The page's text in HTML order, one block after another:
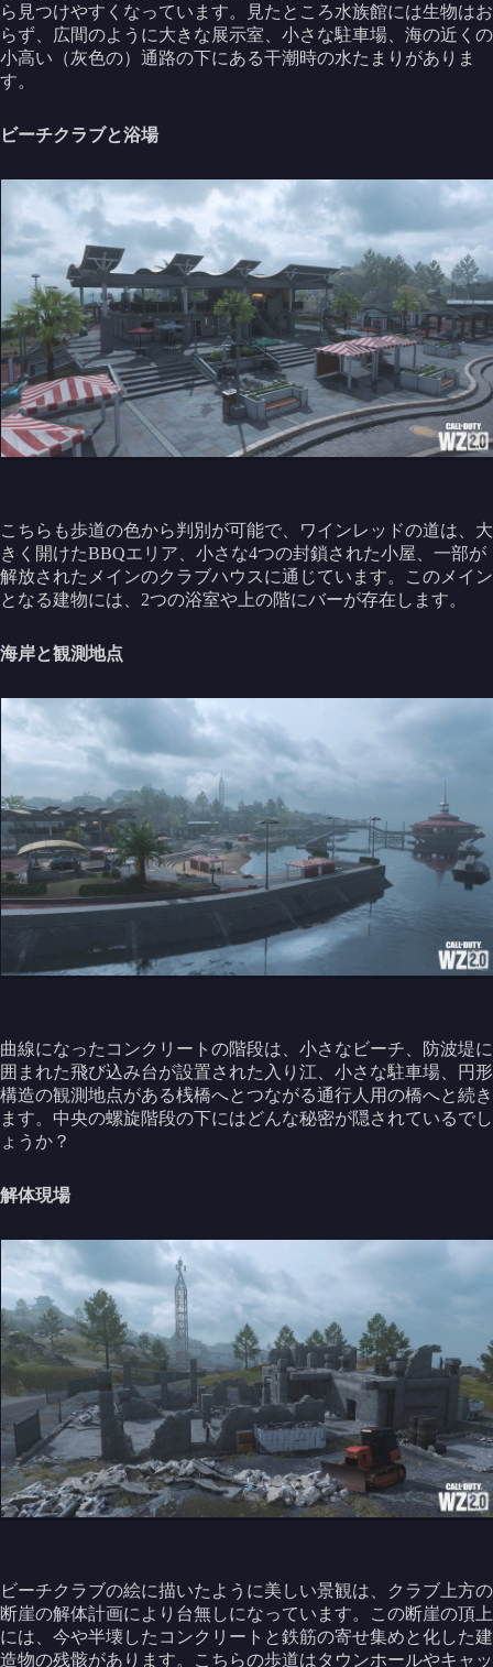
ら見つけやすくなっています。見たところ水族館には生物はお
らず、広間のように大きな展示室、小さな駐車場、海の近くの
小高い（灰色の）通路の下にある干潮時の水たまりがありま
す。
ビーチクラブと浴場
こちらも歩道の色から判別が可能で、ワインレッドの道は、大
きく開けたBBQエリア、小さな4つの封鎖された小屋、一部が
解放されたメインのクラブハウスに通じています。このメイン
となる建物には、2つの浴室や上の階にバーが存在します。
海岸と観測地点
曲線になったコンクリートの階段は、小さなビーチ、防波堤に
囲まれた飛び込み台が設置された入り江、小さな駐車場、円形
構造の観測地点がある桟橋へとつながる通行人用の橋へと続き
ます。中央の螺旋階段の下にはどんな秘密が隠されているでし
ょうか？
解体現場
ビーチクラブの絵に描いたように美しい景観は、クラブ上方の
断崖の解体計画により台無しになっています。この断崖の頂上
には、今や半壊したコンクリートと鉄筋の寄せ集めと化した建
造物の残骸があります。こちらの歩道はタウンホールやキャッ